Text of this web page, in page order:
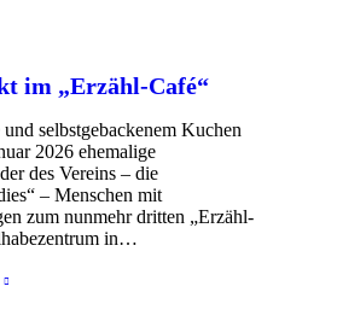
im „Erzähl-Café“
selbstgebackenem Kuchen
2026 ehemalige
des Vereins – die
– Menschen mit
zum nunmehr dritten „Erzähl-
in…